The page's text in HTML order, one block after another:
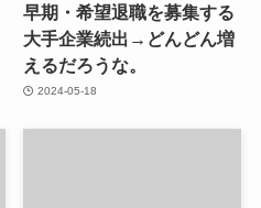
早期・希望退職を募集する
大手企業続出→どんどん増
えるだろうな。
2024-05-18